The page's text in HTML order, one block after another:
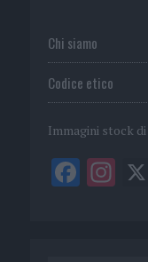
Chi siamo
Codice etico
Immagini stock di